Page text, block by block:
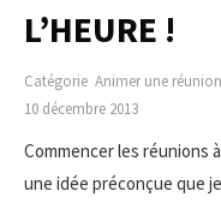
L’HEURE !
Catégorie Animer une réunion
10 décembre 2013
Commencer les réunions
une idée préconçue que